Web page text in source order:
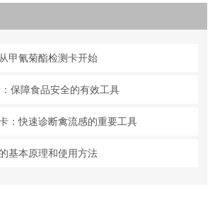
甲氰菊酯检测卡开始
保障食品安全的有效工具
：快速诊断禽流感的重要工具
基本原理和使用方法